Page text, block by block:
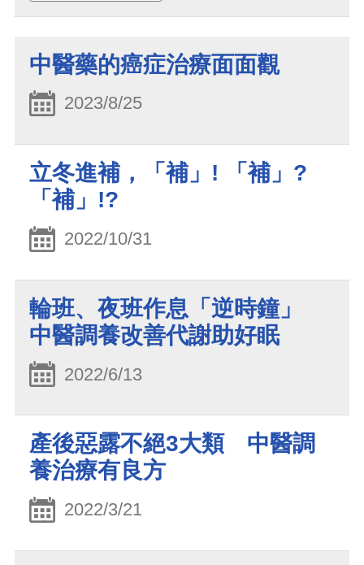
中醫藥的癌症治療面面觀
2023/8/25
立冬進補，「補」! 「補」?
「補」!?
2022/10/31
輪班、夜班作息「逆時鐘」
中醫調養改善代謝助好眠
2022/6/13
產後惡露不絕3大類 中醫調
養治療有良方
2022/3/21